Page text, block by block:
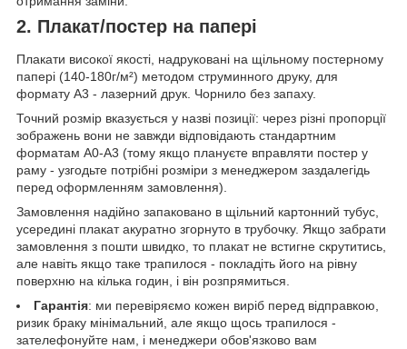
2. Плакат/постер на папері
Плакати високої якості, надруковані на щільному постерному
папері (140-180г/м²) методом струминного друку, для
формату А3 - лазерний друк. Чорнило без запаху.
Точний розмір вказується у назві позиції: через різні пропорції
зображень вони не завжди відповідають стандартним
форматам А0-А3 (тому якщо плануєте вправляти постер у
раму - узгодьте потрібні розміри з менеджером заздалегідь
перед оформленням замовлення).
Замовлення надійно запаковано в щільний картонний тубус,
усередині плакат акуратно згорнуто в трубочку. Якщо забрати
замовлення з пошти швидко, то плакат не встигне скрутитись,
але навіть якщо таке трапилося - покладіть його на рівну
поверхню на кілька годин, і він розпрямиться.
Гарантія: ми перевіряємо кожен виріб перед відправкою,
ризик браку мінімальний, але якщо щось трапилося -
зателефонуйте нам, і менеджери обов'язково вам